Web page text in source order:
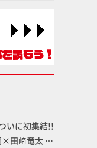
いに初集結!!
田﨑竜太 4